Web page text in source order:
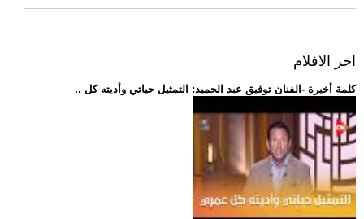
اخر الافلام
.. كلمة أخيرة -الفنان توفيق عبد الحميد: التمثيل حياتي وأديته كل